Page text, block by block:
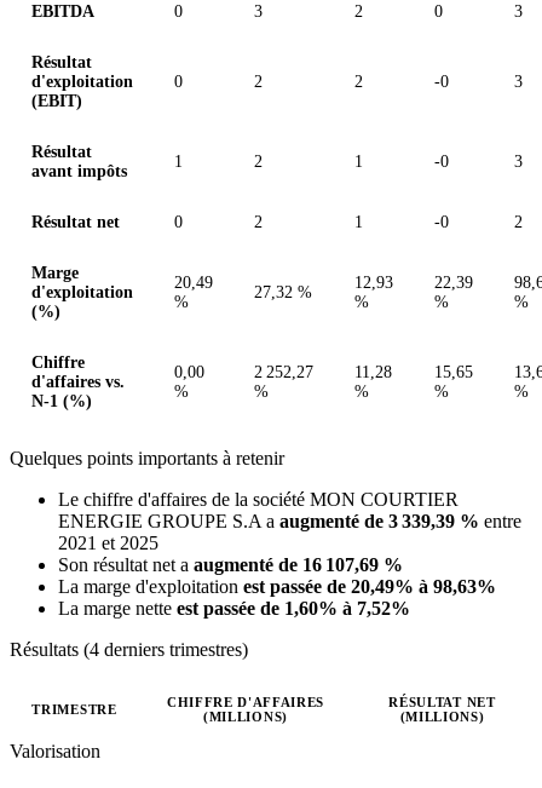
EBITDA 0 3 2 0 3
Résultat
d'exploitation
(EBIT)
0 2 2 -0 3
Résultat
avant impôts
1 2 1 -0 3
Résultat net 0 2 1 -0 2
Marge
d'exploitation
(%)
20,49
%
27,32 %
12,93
%
22,39
%
%
Chiffre
d'affaires vs.
N-1 (%)
0,00
%
2 252,27
%
11,28
%
15,65
%
%
Quelques points importants à retenir
Le chiffre d'affaires de la société MON COURTIER
ENERGIE GROUPE S.A a augmenté de 3 339,39 % entre
2021 et 2025
Son résultat net a augmenté de 16 107,69 %
La marge d'exploitation est passée de 20,49% à 98,63%
La marge nette est passée de 1,60% à 7,52%
Résultats (4 derniers trimestres)
Valeurs trimestrielles en millions (euro)
TRIMESTRE
CHIFFRE D'AFFAIRES
(MILLIONS)
RÉSULTAT NET
(MILLIONS)
Valorisation